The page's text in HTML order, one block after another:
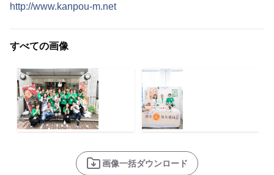
http://www.kanpou-m.net
すべての画像
画像一括ダウンロード